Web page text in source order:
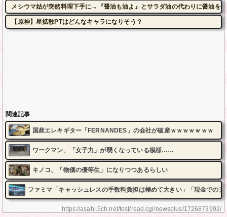
https://asahi.5ch.net/test/read.cgi/newsplus/1726873992/
メシウマ姑が突然料理下手に→『醤油も油よ』とサラダ油の代わりに醤油を
【原神】星拡散PTはどんなキャラになりそう？
関連記事
国産エレキギター「FERNANDES」の会社が破産ｗｗｗｗｗｗｗ
ワークマン、「女子力」が弱くなっている模様……
キノコ、「物価の優等生」になりつつあるらしい
ファミマ「キャッシュレスの手数料負担は極めて大きい」「現金での